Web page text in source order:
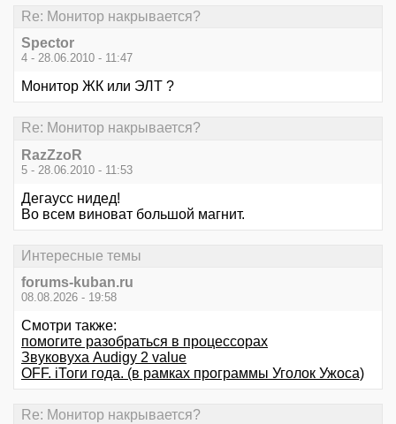
Re: Монитор накрывается?
Spector
4 - 28.06.2010 - 11:47
Монитор ЖК или ЭЛТ ?
Re: Монитор накрывается?
RazZzoR
5 - 28.06.2010 - 11:53
Дегаусс нидед!
Во всем виноват большой магнит.
Интересные темы
forums-kuban.ru
08.08.2026 - 19:58
Смотри также:
помогите разобраться в процессорах
Звуковуха Audigy 2 value
OFF. iТоги года. (в рамках программы Уголок Ужоса)
Re: Монитор накрывается?